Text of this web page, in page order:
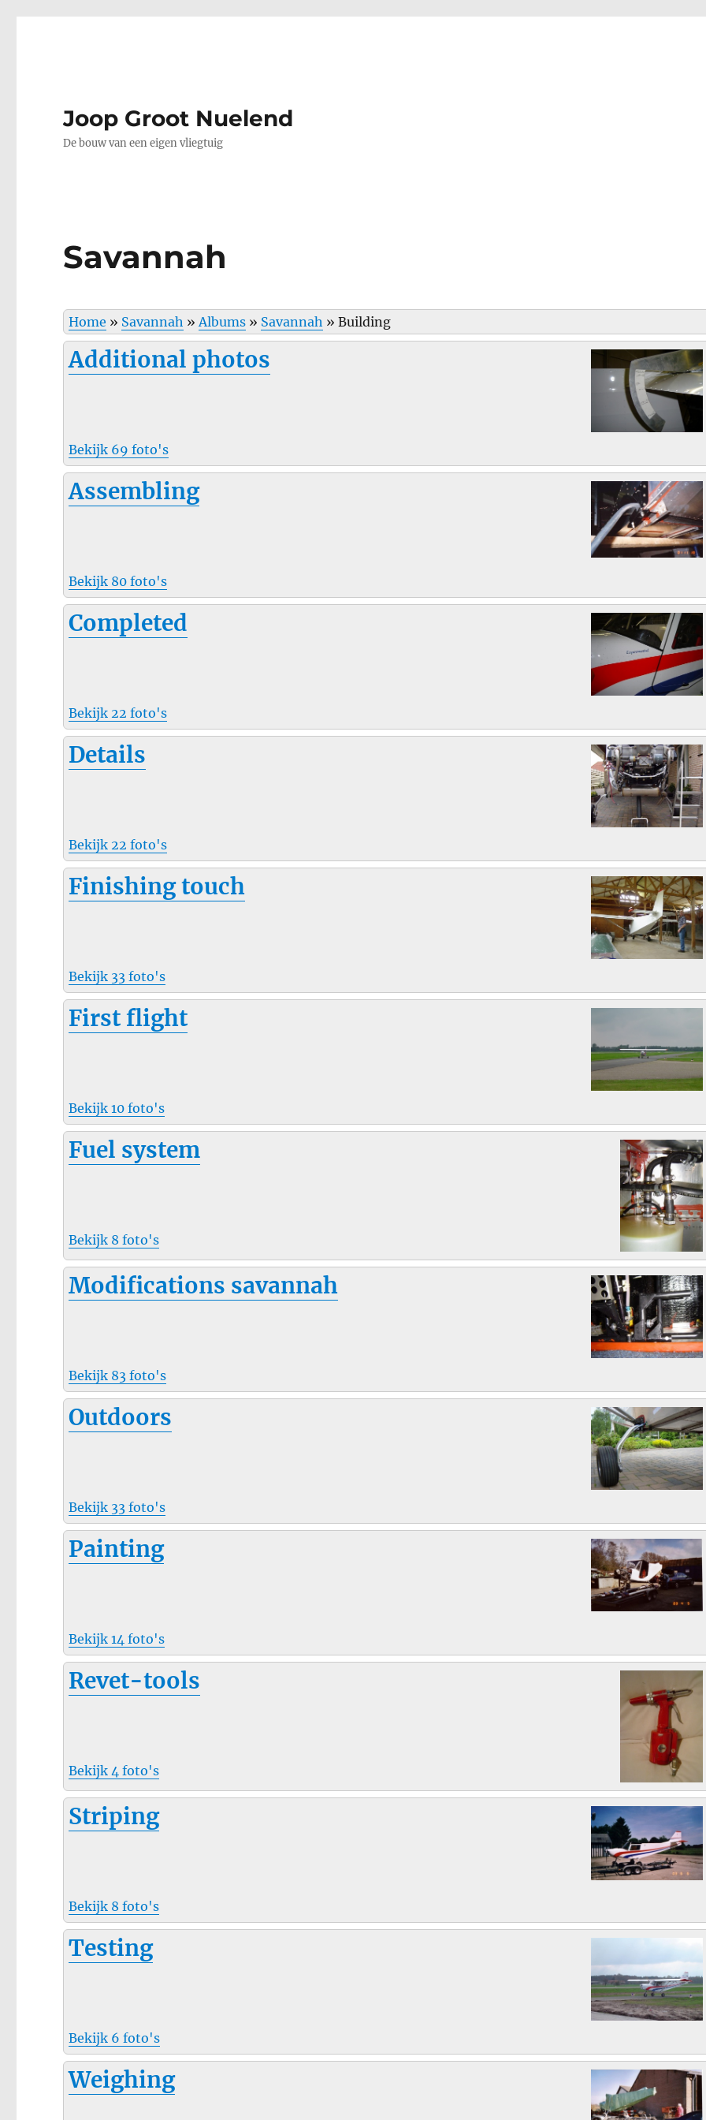
Joop Groot Nuelend
De bouw van een eigen vliegtuig
Savannah
Home » Savannah »Albums » Savannah »Building
Additional photos
Bekijk 69 foto's
Assembling
Bekijk 80 foto's
Completed
Bekijk 22 foto's
Details
Bekijk 22 foto's
Finishing touch
Bekijk 33 foto's
First flight
Bekijk 10 foto's
Fuel system
Bekijk 8 foto's
Modifications savannah
Bekijk 83 foto's
Outdoors
Bekijk 33 foto's
Painting
Bekijk 14 foto's
Revet-tools
Bekijk 4 foto's
Striping
Bekijk 8 foto's
Testing
Bekijk 6 foto's
Weighing